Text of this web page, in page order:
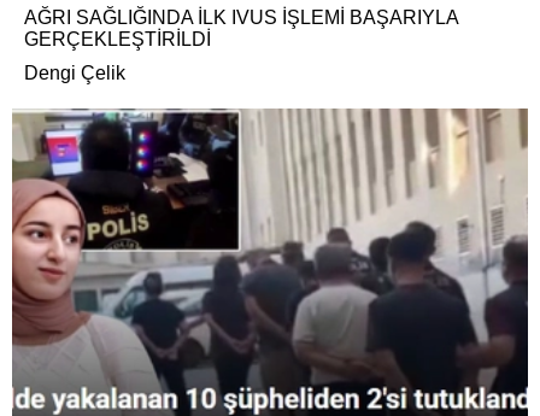
AĞRI SAĞLIĞINDA İLK IVUS İŞLEMİ BAŞARIYLA
GERÇEKLEŞTİRİLDİ
Dengi Çelik